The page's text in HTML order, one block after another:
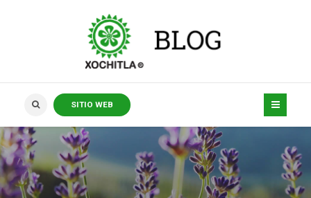
SITIO WEB